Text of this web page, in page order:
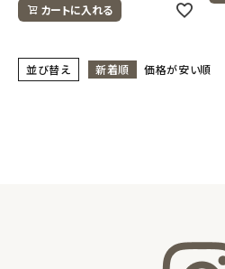
カートに入れる
並び替え 新着順 価格が安い順